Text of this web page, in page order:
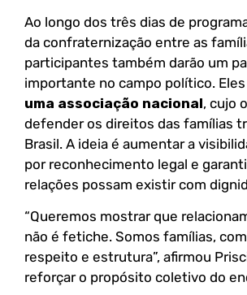
Ao longo dos três dias de
da confraternização entre as
participantes também darão um
importante no campo político. Eles
uma associação nacional, cujo
defender os direitos das famílias
Brasil. A ideia é aumentar a
por reconhecimento legal e
relações possam existir com
“Queremos mostrar que
não é fetiche. Somos famílias,
respeito e estrutura”, afirmou
reforçar o propósito coletivo do